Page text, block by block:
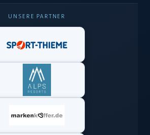
UNSERE PARTNER